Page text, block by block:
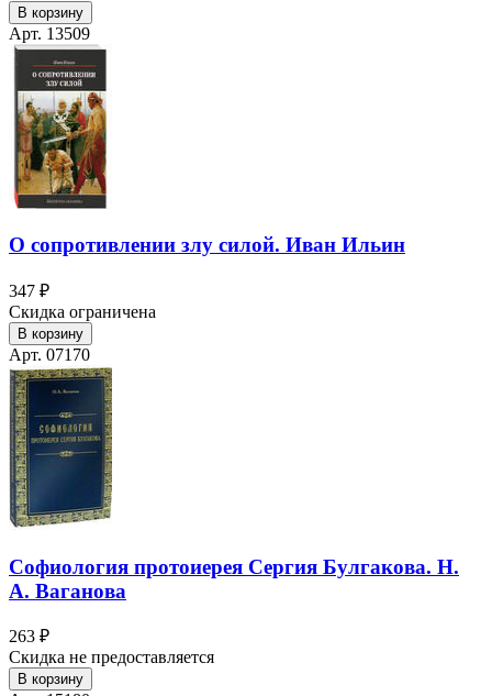
В корзину
Арт. 13509
О сопротивлении злу силой. Иван Ильин
347 ₽
Скидка ограничена
В корзину
Арт. 07170
Софиология протоиерея Сергия Булгакова. Н.
А. Ваганова
263 ₽
Скидка не предоставляется
В корзину